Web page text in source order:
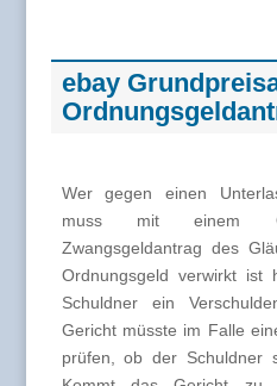
ebay
Wer gegen einen
muss mit einem
Zwangsgeldantrag des
Ordnungsgeld verwirkt
Schuldner ein
Gericht müsste im Falle
prüfen, ob der Schuldner